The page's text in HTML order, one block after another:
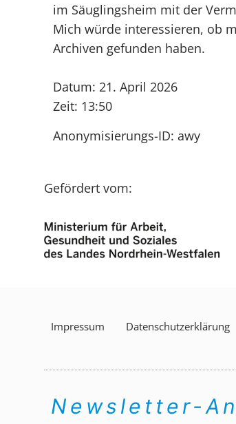
im Säuglingsheim mit der
Mich würde interessieren, ob
Archiven gefunden haben.
Datum: 21. April 2026
Zeit: 13:50
Anonymisierungs-ID: awy
Gefördert vom:
Impressum Datenschutzerklärung
Newsletter-